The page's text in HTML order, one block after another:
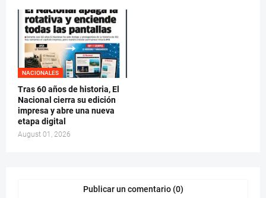
NACIONALES
Tras 60 años de historia, El
Nacional cierra su edición
impresa y abre una nueva
etapa digital
August 01, 2026
Publicar un comentario (0)